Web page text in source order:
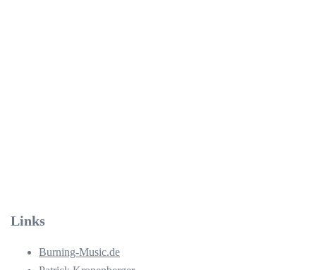
Links
Burning-Music.de